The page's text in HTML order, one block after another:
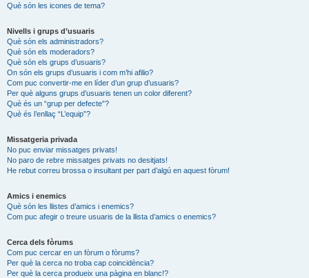
Què són les icones de tema?
Nivells i grups d’usuaris
Què són els administradors?
Què són els moderadors?
Què són els grups d’usuaris?
On són els grups d’usuaris i com m’hi afilio?
Com puc convertir-me en líder d’un grup d’usuaris?
Per què alguns grups d’usuaris tenen un color diferent?
Què és un “grup per defecte”?
Què és l’enllaç “L’equip”?
Missatgeria privada
No puc enviar missatges privats!
No paro de rebre missatges privats no desitjats!
He rebut correu brossa o insultant per part d’algú en aquest fòrum!
Amics i enemics
Què són les llistes d’amics i enemics?
Com puc afegir o treure usuaris de la llista d’amics o enemics?
Cerca dels fòrums
Com puc cercar en un fòrum o fòrums?
Per què la cerca no troba cap coincidència?
Per què la cerca produeix una pàgina en blanc!?